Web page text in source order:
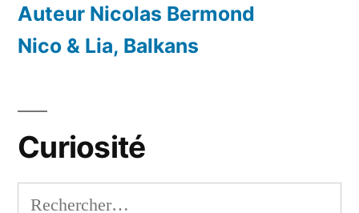
Auteur Nicolas Bermond
Nico & Lia, Balkans
Curiosité
Rechercher :